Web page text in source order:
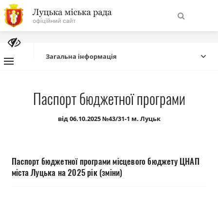
На
головну
сайту
Про місто
Міська влада
Бюджет
Загальна інформація
Паспорт бюджетної програми
від 06.10.2025 №43/31-1 м. Луцьк
Паспорт бюджетної програми місцевого бюджету ЦНАП
міста Луцька на 2025 рік (зміни)